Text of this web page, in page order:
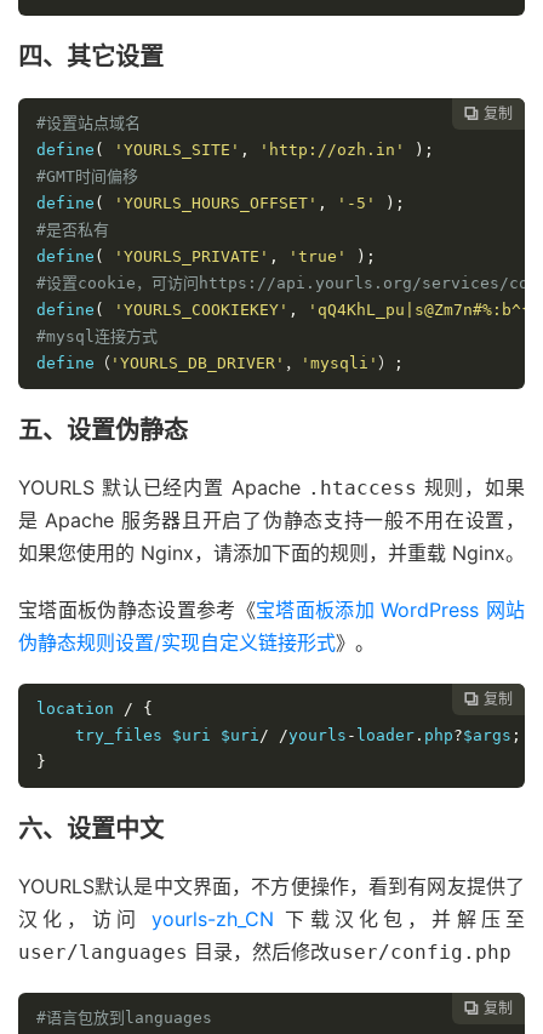
四、其它设置
 复制
#设置站点域名
define ( 'YOURLS_SITE' , 'http://ozh.in'
);
#GMT时间偏移
define ( 'YOURLS_HOURS_OFFSET' , '-5'
);
#是否私有
define ( 'YOURLS_PRIVATE' , 'true'
);
#设置cookie，可访问https://api.yourls.org/services/
define ( 'YOURLS_COOKIEKEY' ,
#mysql连接方式
define （ 'YOURLS_DB_DRIVER' ， 'mysqli' ）;
五、设置伪静态
YOURLS 默认已经内置 Apache .htaccess 规则，如果
是 Apache 服务器且开启了伪静态支持一般不用在设置，
如果您使用的 Nginx，请添加下面的规则，并重载 Nginx。
宝塔面板伪静态设置参考《宝塔面板添加 WordPress 网站
伪静态规则设置/实现自定义链接形式》。
 复制
location /
{
    try_files
$uri $uri/ /yourls - loader . php?$args ;
}
六、设置中文
YOURLS默认是中文界面，不方便操作，看到有网友提供了
汉化，访问yourls-zh_CN 下载汉化包，并解压至
user/languages 目录，然后修改user/config.php
 复制
#语言包放到languages